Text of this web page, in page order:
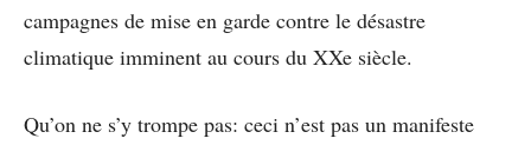
campagnes de mise en garde contre le désastre
climatique imminent au cours du XXe siècle.
Qu’on ne s’y trompe pas: ceci n’est pas un manifeste